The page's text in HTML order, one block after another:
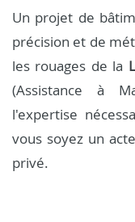
Un projet de
précision et de
les rouages de la
(Assistance à
l'expertise
vous soyez un
privé.